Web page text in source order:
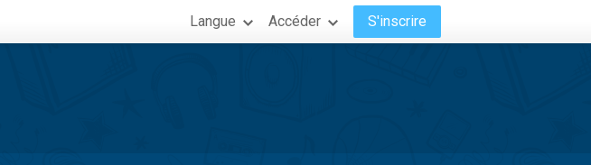
Langue Accéder S'inscrire